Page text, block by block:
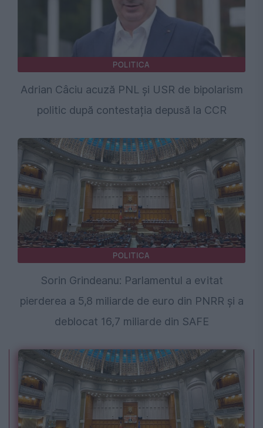
POLITICA
Adrian Câciu acuză PNL și USR de bipolarism
politic după contestația depusă la CCR
POLITICA
Sorin Grindeanu: Parlamentul a evitat
pierderea a 5,8 miliarde de euro din PNRR și a
deblocat 16,7 miliarde din SAFE